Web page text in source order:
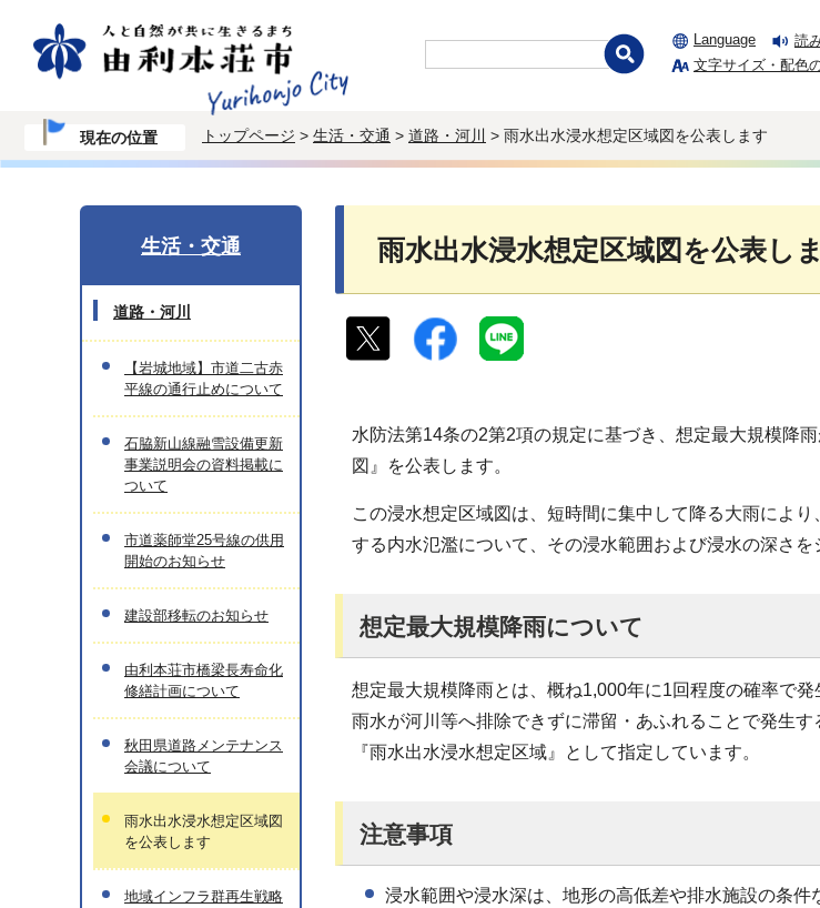
Language
読
文字サイズ・配色
現在の位置 トップページ > 生活・交通 > 道路・河川 > 雨水出水浸水想定区域図を公表します
雨水出水浸水想定区域図を公表し
水防法第14条の2第2項の規定に基づき、想定最大規模降
図』を公表します。
この浸水想定区域図は、短時間に集中して降る大雨によ
する内水氾濫について、その浸水範囲および浸水の深さを
想定最大規模降雨について
想定最大規模降雨とは、概ね1,000年に1回程度の確率で
雨水が河川等へ排除できずに滞留・あふれることで発生
『雨水出水浸水想定区域』として指定しています。
注意事項
浸水範囲や浸水深は、地形の高低差や排水施設の条
生活・交通
道路・河川
【岩城地域】市道二古赤
平線の通行止めについて
石脇新山線融雪設備更新
事業説明会の資料掲載に
ついて
市道薬師堂25号線の供用
開始のお知らせ
建設部移転のお知らせ
由利本荘市橋梁長寿命化
修繕計画について
秋田県道路メンテナンス
会議について
雨水出水浸水想定区域図
を公表します
地域インフラ群再生戦略